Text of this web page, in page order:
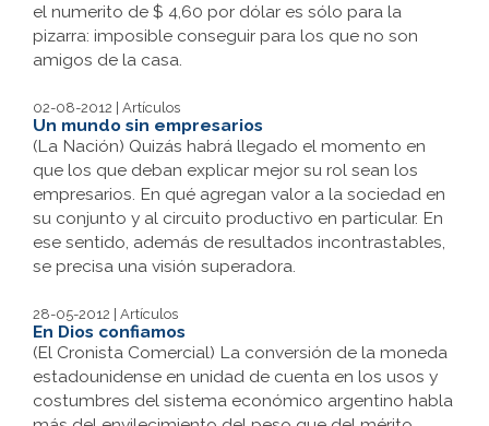
el numerito de $ 4,60 por dólar es sólo para la
pizarra: imposible conseguir para los que no son
amigos de la casa.
02-08-2012 | Artículos
Un mundo sin empresarios
(La Nación) Quizás habrá llegado el momento en
que los que deban explicar mejor su rol sean los
empresarios. En qué agregan valor a la sociedad en
su conjunto y al circuito productivo en particular. En
ese sentido, además de resultados incontrastables,
se precisa una visión superadora.
28-05-2012 | Artículos
En Dios confiamos
(El Cronista Comercial) La conversión de la moneda
estadounidense en unidad de cuenta en los usos y
costumbres del sistema económico argentino habla